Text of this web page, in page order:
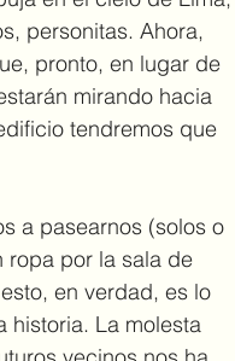
personitas. Ahora,
pronto, en lugar de
mirando hacia
tendremos que
ropa por la sala de
en verdad, es lo
historia. La molesta